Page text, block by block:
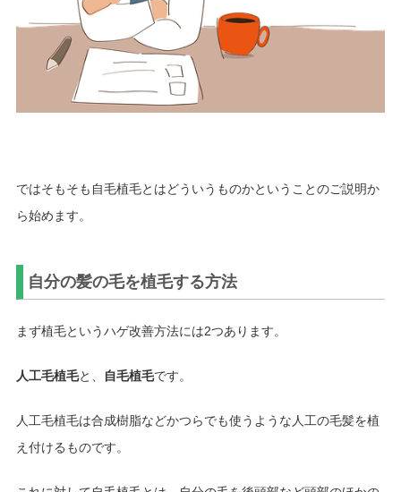
ではそもそも自毛植毛とはどういうものかということのご説明か
ら始めます。
自分の髪の毛を植毛する方法
まず植毛というハゲ改善方法には2つあります。
人工毛植毛と、 自毛植毛です。
人工毛植毛は合成樹脂などかつらでも使うような人工の毛髪を植
え付けるものです。